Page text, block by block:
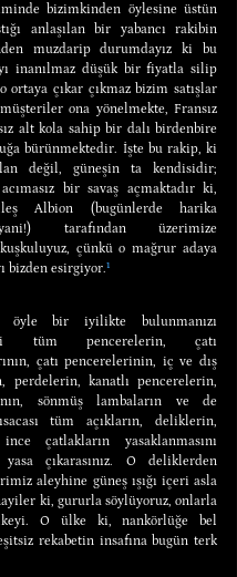
bizimkinden öylesine üstün
anlaşılan bir yabancı rakibin
muzdarip durumdayız ki bu
inanılmaz düşük bir fiyatla silip
ortaya çıkar çıkmaz bizim satışlar
ona yönelmekte, Fransız
alt kola sahip bir dalı birdenbire
bürünmektedir. İşte bu rakip, ki
değil, güneşin ta kendisidir;
bir savaş açmaktadır ki,
Albion (bugünlerde harika
tarafından üzerimize
çünkü o mağrur adaya
bizden esirgiyor.¹
öyle bir iyilikte bulunmanızı
tüm pencerelerin, çatı
çatı pencerelerinin, iç ve dış
perdelerin, kanatlı pencerelerin,
sönmüş lambaların ve de
tüm açıkların, deliklerin,
çatlakların yasaklanmasını
çıkarasınız. O deliklerden
aleyhine güneş ışığı içeri asla
ki, gururla söylüyoruz, onlarla
O ülke ki, nankörlüğe bel
rekabetin insafına bugün terk